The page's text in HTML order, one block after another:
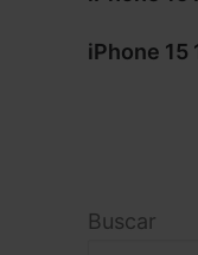
iPhone 15
Buscar